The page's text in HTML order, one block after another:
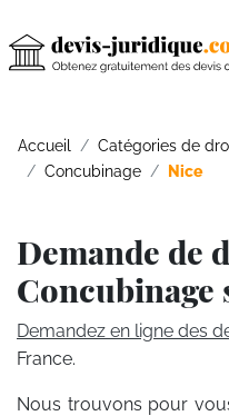
Accueil Catégories de
Concubinage
Nice
Demande de
Concubinage
Demandez en ligne des
France.
Nous trouvons pour